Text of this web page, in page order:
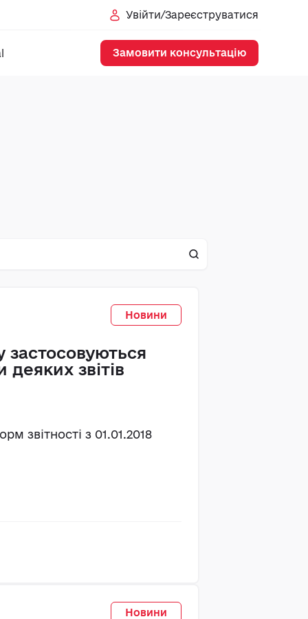
Увійти/Зареєструватися
Замовити консультацію
Новини
застосовуються
звітів
звітності з 01.01.2018
Новини